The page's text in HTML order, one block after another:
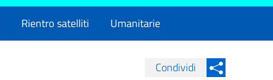
Rientro satelliti Umanitarie
Condividi